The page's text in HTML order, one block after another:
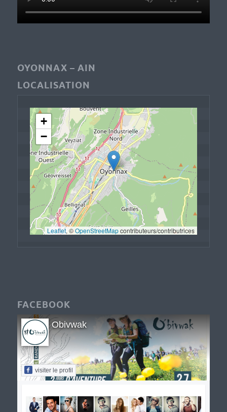
OYONNAX – AIN
LOCALISATION
+
−
Leaflet, © OpenStreetMap contributeurs/contributrices
FACEBOOK
Obivwak
visiter le profil